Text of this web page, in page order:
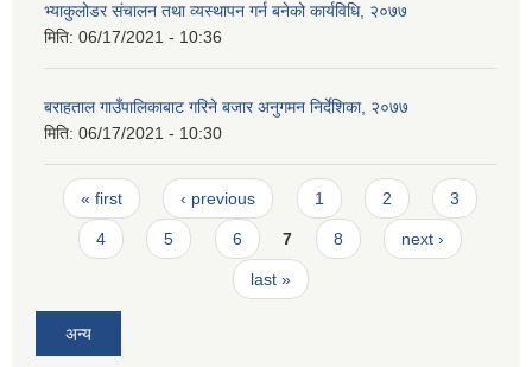
भ्याकुलोडर संचालन तथा व्यस्थापन गर्न बनेको कार्यविधि, २०७७
मिति: 06/17/2021 - 10:36
बराहताल गाउँपालिकाबाट गरिने बजार अनुगमन निर्देशिका, २०७७
मिति: 06/17/2021 - 10:30
Pages
« first ‹ previous 1 2 3
4 5 6 7 8 next ›
last »
अन्य